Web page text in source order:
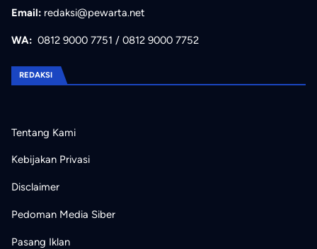
Email: redaksi@pewarta.net
WA: 0812 9000 7751 / 0812 9000 7752
REDAKSI
Tentang Kami
Kebijakan Privasi
Disclaimer
Pedoman Media Siber
Pasang Iklan